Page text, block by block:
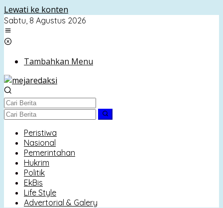
Lewati ke konten
Sabtu, 8 Agustus 2026
Tambahkan Menu
Peristiwa
Nasional
Pemerintahan
Hukrim
Politik
EkBis
Life Style
Advertorial & Galery